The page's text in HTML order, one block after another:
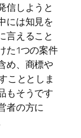
信しようと
には知見を
言えること
た1つの案件
め、商標や
こととしま
もそうです
者の方に